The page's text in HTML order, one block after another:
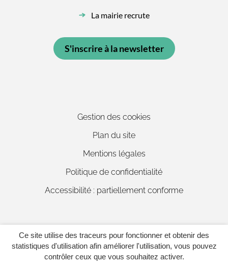
Ce site utilise des traceurs pour fonctionner et obtenir des
statistiques d'utilisation afin améliorer l'utilisation, vous pouvez
contrôler ceux que vous souhaitez activer.
La mairie recrute
S'inscrire à la newsletter
Gestion des cookies
Plan du site
Mentions légales
Politique de confidentialité
Accessibilité : partiellement conforme
Site réalisé parInovagora (ouverture dans un